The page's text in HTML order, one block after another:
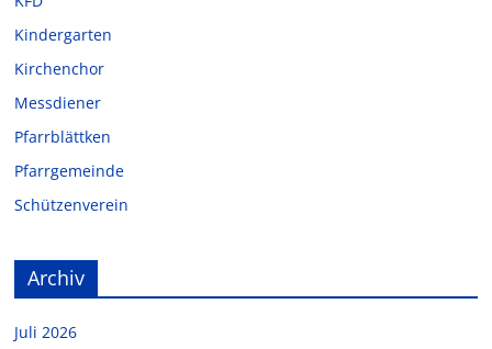
Kindergarten
Kirchenchor
Messdiener
Pfarrblättken
Pfarrgemeinde
Schützenverein
Archiv
Juli 2026